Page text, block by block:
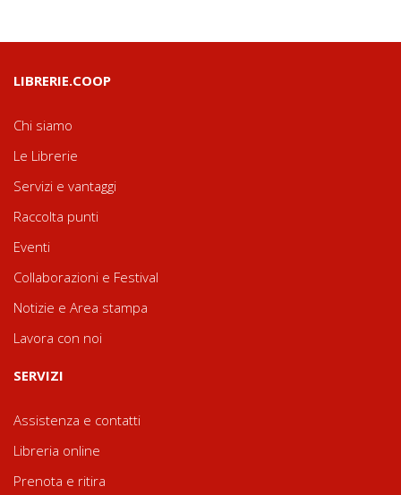
LIBRERIE.COOP
Chi siamo
Le Librerie
Servizi e vantaggi
Raccolta punti
Eventi
Collaborazioni e Festival
Notizie e Area stampa
Lavora con noi
SERVIZI
Assistenza e contatti
Libreria online
Prenota e ritira